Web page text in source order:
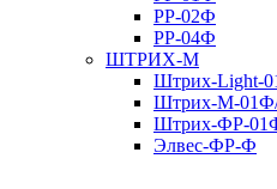
РР-02Ф
РР-04Ф
ШТРИХ-М
Штрих-Light-
Штрих-М-
Штрих-ФР-
Элвес-ФР-Ф